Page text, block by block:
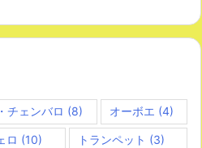
チェンバロ (8) オーボエ (4)
ロ (10) トランペット (3)